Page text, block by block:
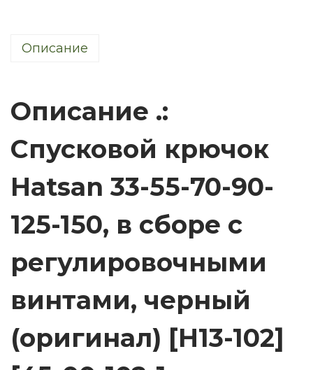
й
ю
о
H
a
-
Описание
Описание .:
Спусковой крючок
Hatsan 33-55-70-90-
125-150, в сборе с
регулировочными
винтами, черный
(оригинал) [H13-102]